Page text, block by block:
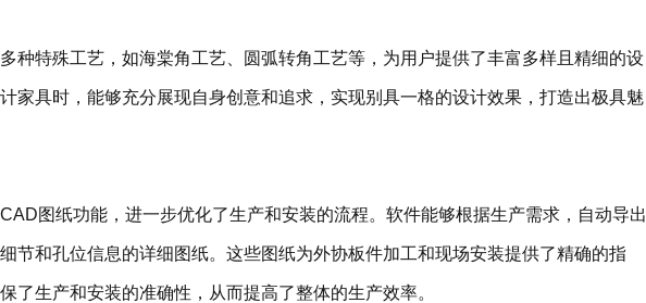
特殊工艺，如海棠角工艺、圆弧转角工艺等，为用户提供了丰富多样且精细的设
家具时，能够充分展现自身创意和追求，实现别具一格的设计效果，打造出极具魅
图纸功能，进一步优化了生产和安装的流程。软件能够根据生产需求，自动导出
节和孔位信息的详细图纸。这些图纸为外协板件加工和现场安装提供了精确的指
了生产和安装的准确性，从而提高了整体的生产效率。